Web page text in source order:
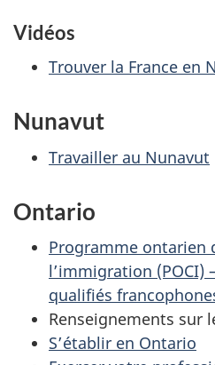
Vidéos
Trouver la France en
Nunavut
Travailler au Nunavut
Ontario
Programme ontarien
l’immigration (POCI)
qualifiés
Renseignements sur
S’établir en Ontario